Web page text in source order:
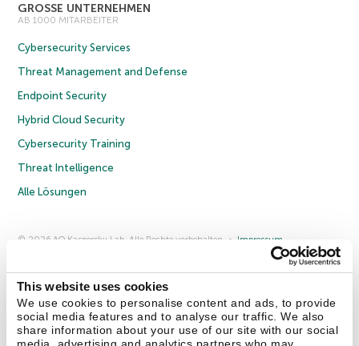
This website uses cookies
We use cookies to personalise content and ads, to provide
social media features and to analyse our traffic. We also
share information about your use of our site with our social
GROSSE UNTERNEHMEN
AB 1000 MITARBEITER
Cybersecurity Services
Threat Management and Defense
Endpoint Security
Hybrid Cloud Security
Cybersecurity Training
Threat Intelligence
Alle Lösungen
© 2026 AO Kaspersky Lab. Alle Rechte vorbehalten.
Impressum
Lizenzvereinbarung B2B
Kontakt Über uns Partner Blog
Weitere Informationen
Pressemitteilungen